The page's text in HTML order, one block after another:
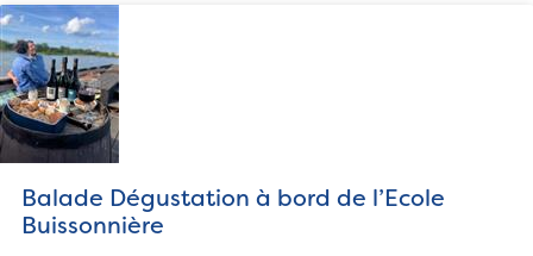
Balade Dégustation à bord de l’Ecole
Buissonnière